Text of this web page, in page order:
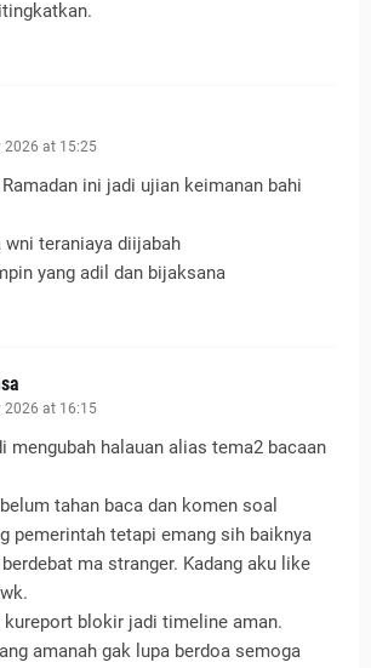
2026 at 15:25
ini jadi ujian keimanan bahi
wni teraniaya diijabah
yang adil dan bijaksana
2026 at 16:15
mengubah halauan alias tema2 bacaan
tahan baca dan komen soal
pemerintah tetapi emang sih baiknya
ma stranger. Kadang aku like
kureport blokir jadi timeline aman.
amanah gak lupa berdoa semoga